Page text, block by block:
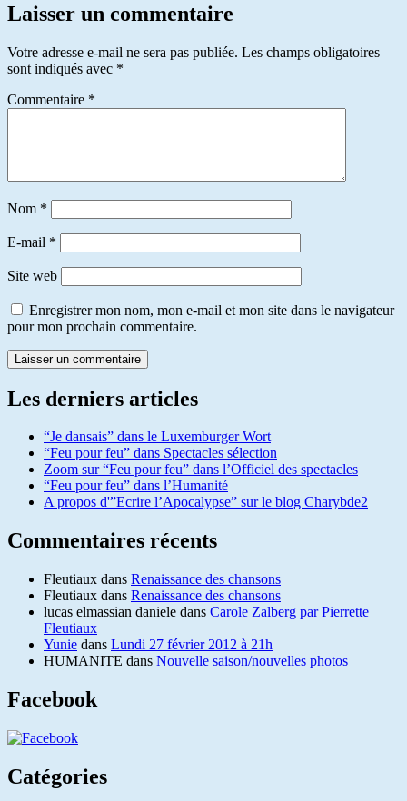
Laisser un commentaire
Votre adresse e-mail ne sera pas publiée. Les champs obligatoires
sont indiqués avec *
Commentaire *
Nom *
E-mail *
Site web
Enregistrer mon nom, mon e-mail et mon site dans le navigateur
pour mon prochain commentaire.
Les derniers articles
“Je dansais” dans le Luxemburger Wort
“Feu pour feu” dans Spectacles sélection
Zoom sur “Feu pour feu” dans l’Officiel des spectacles
“Feu pour feu” dans l’Humanité
A propos d'”Ecrire l’Apocalypse” sur le blog Charybde2
Commentaires récents
Fleutiaux dans Renaissance des chansons
Fleutiaux dans Renaissance des chansons
lucas elmassian daniele dans Carole Zalberg par Pierrette
Fleutiaux
Yunie dans Lundi 27 février 2012 à 21h
HUMANITE dans Nouvelle saison/nouvelles photos
Facebook
Catégories